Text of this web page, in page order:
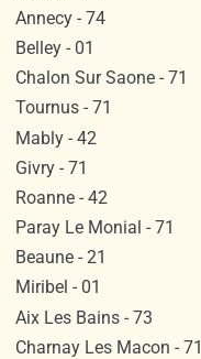
Annecy - 74
Belley - 01
Chalon Sur Saone - 71
Tournus - 71
Mably - 42
Givry - 71
Roanne - 42
Paray Le Monial - 71
Beaune - 21
Miribel - 01
Aix Les Bains - 73
Charnay Les Macon - 71